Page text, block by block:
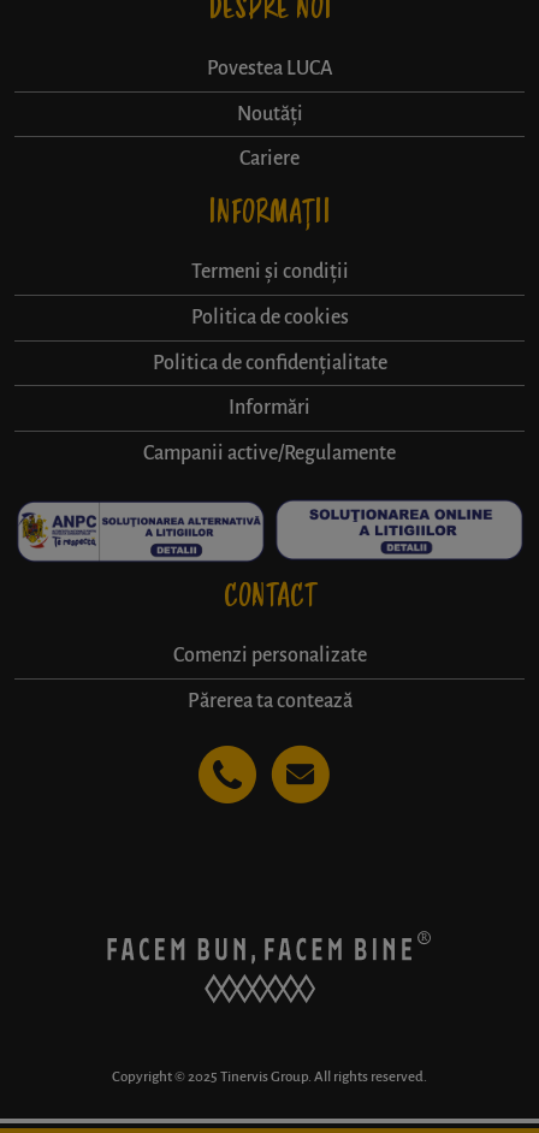
DESPRE NOI
Povestea LUCA
Noutăți
Cariere
INFORMAȚII
Termeni și condiții
Politica de cookies
Politica de confidențialitate
Informări
Campanii active/Regulamente
CONTACT
Comenzi personalizate
Părerea ta contează
Copyright © 2025 Tinervis Group. All rights reserved.